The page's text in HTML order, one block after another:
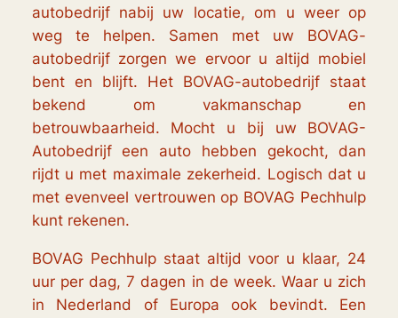
autobedrijf nabij uw locatie, om u weer op
weg te helpen. Samen met uw BOVAG-
autobedrijf zorgen we ervoor u altijd mobiel
bent en blijft. Het BOVAG-autobedrijf staat
bekend om vakmanschap en
betrouwbaarheid. Mocht u bij uw BOVAG-
Autobedrijf een auto hebben gekocht, dan
rijdt u met maximale zekerheid. Logisch dat u
met evenveel vertrouwen op BOVAG Pechhulp
kunt rekenen.
BOVAG Pechhulp staat altijd voor u klaar, 24
uur per dag, 7 dagen in de week. Waar u zich
in Nederland of Europa ook bevindt. Een